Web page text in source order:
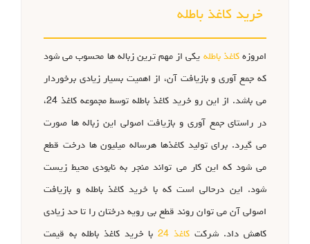
خرید کاغذ باطله
امروزهکاغذ باطله یکی از مهم ترین زباله ها محسوب می شود
که جمع آوری و بازیافت آن، از اهمیت بسیار زیادی برخوردار
می باشد. از این رو خرید کاغذ باطله توسط مجموعه کاغذ 24،
در راستای جمع آوری و بازیافت اصولی این زباله ها صورت
می گیرد. برای تولید کاغذها هرساله میلیون ها درخت قطع
می شود که این کار می تواند منجر به نابودی محیط زیست
شود. این درحالی است که با خرید کاغذ باطله و بازیافت
اصولی آن می توان روند قطع بی رویه درختان را تا حد زیادی
کاهش داد. شرکت کاغذ 24
با خرید کاغذ باطله به قیمت